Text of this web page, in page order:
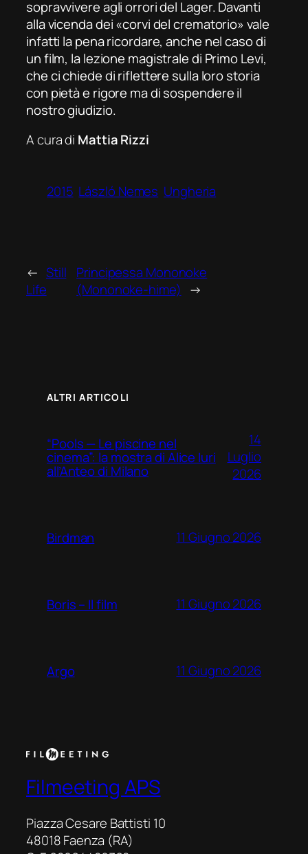
sopravvivere agli orrori del Lager. Davanti
alla vicenda dei «corvi del crematorio» vale
infatti la pena ricordare, anche nel caso di
un film, la lezione magistrale di Primo Levi,
che ci chiede di riflettere sulla loro storia
con pietà e rigore ma di sospendere il
nostro giudizio.
A cura di Mattia Rizzi
2015 László Nemes Ungheria
← Still
Life
Principessa Mononoke
(Mononoke-hime)
→
ALTRI ARTICOLI
“Pools — Le piscine nel
cinema”: la mostra di Alice Iuri
all’Anteo di Milano
14
Luglio
2026
Birdman 11 Giugno 2026
Boris – Il film 11 Giugno 2026
Argo 11 Giugno 2026
Filmeeting APS
Piazza Cesare Battisti 10
48018 Faenza (RA)